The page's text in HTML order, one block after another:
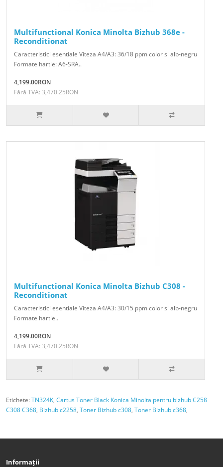
Multifunctional Konica Minolta Bizhub 368e -
Reconditionat
Caracteristici esentiale Viteza A4/A3: 36/18 ppm color si alb-negru
Formate hartie: A6-SRA..
4,199.00RON
Fără TVA: 3,470.25RON
Multifunctional Konica Minolta Bizhub C308 -
Reconditionat
Caracteristici esentiale Viteza A4/A3: 30/15 ppm color si alb-negru
Formate hartie..
4,199.00RON
Fără TVA: 3,470.25RON
Etichete:TN324K, Cartus Toner Black Konica Minolta pentru bizhub C258
C308 C368, Bizhub c2258, Toner Bizhub c308, Toner Bizhub c368,
Informații